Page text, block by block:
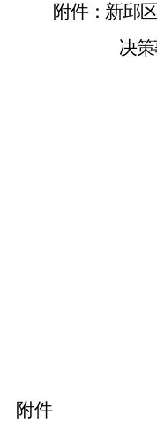
附件：新邱
决
附件